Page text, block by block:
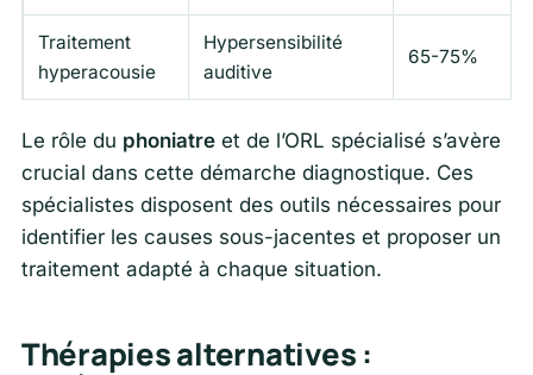
Traitement
hyperacousie
Hypersensibilité
auditive
65-75%
Le rôle du phoniatre et de l’ORL spécialisé s’avère
crucial dans cette démarche diagnostique. Ces
spécialistes disposent des outils nécessaires pour
identifier les causes sous-jacentes et proposer un
traitement adapté à chaque situation.
Thérapies alternatives :